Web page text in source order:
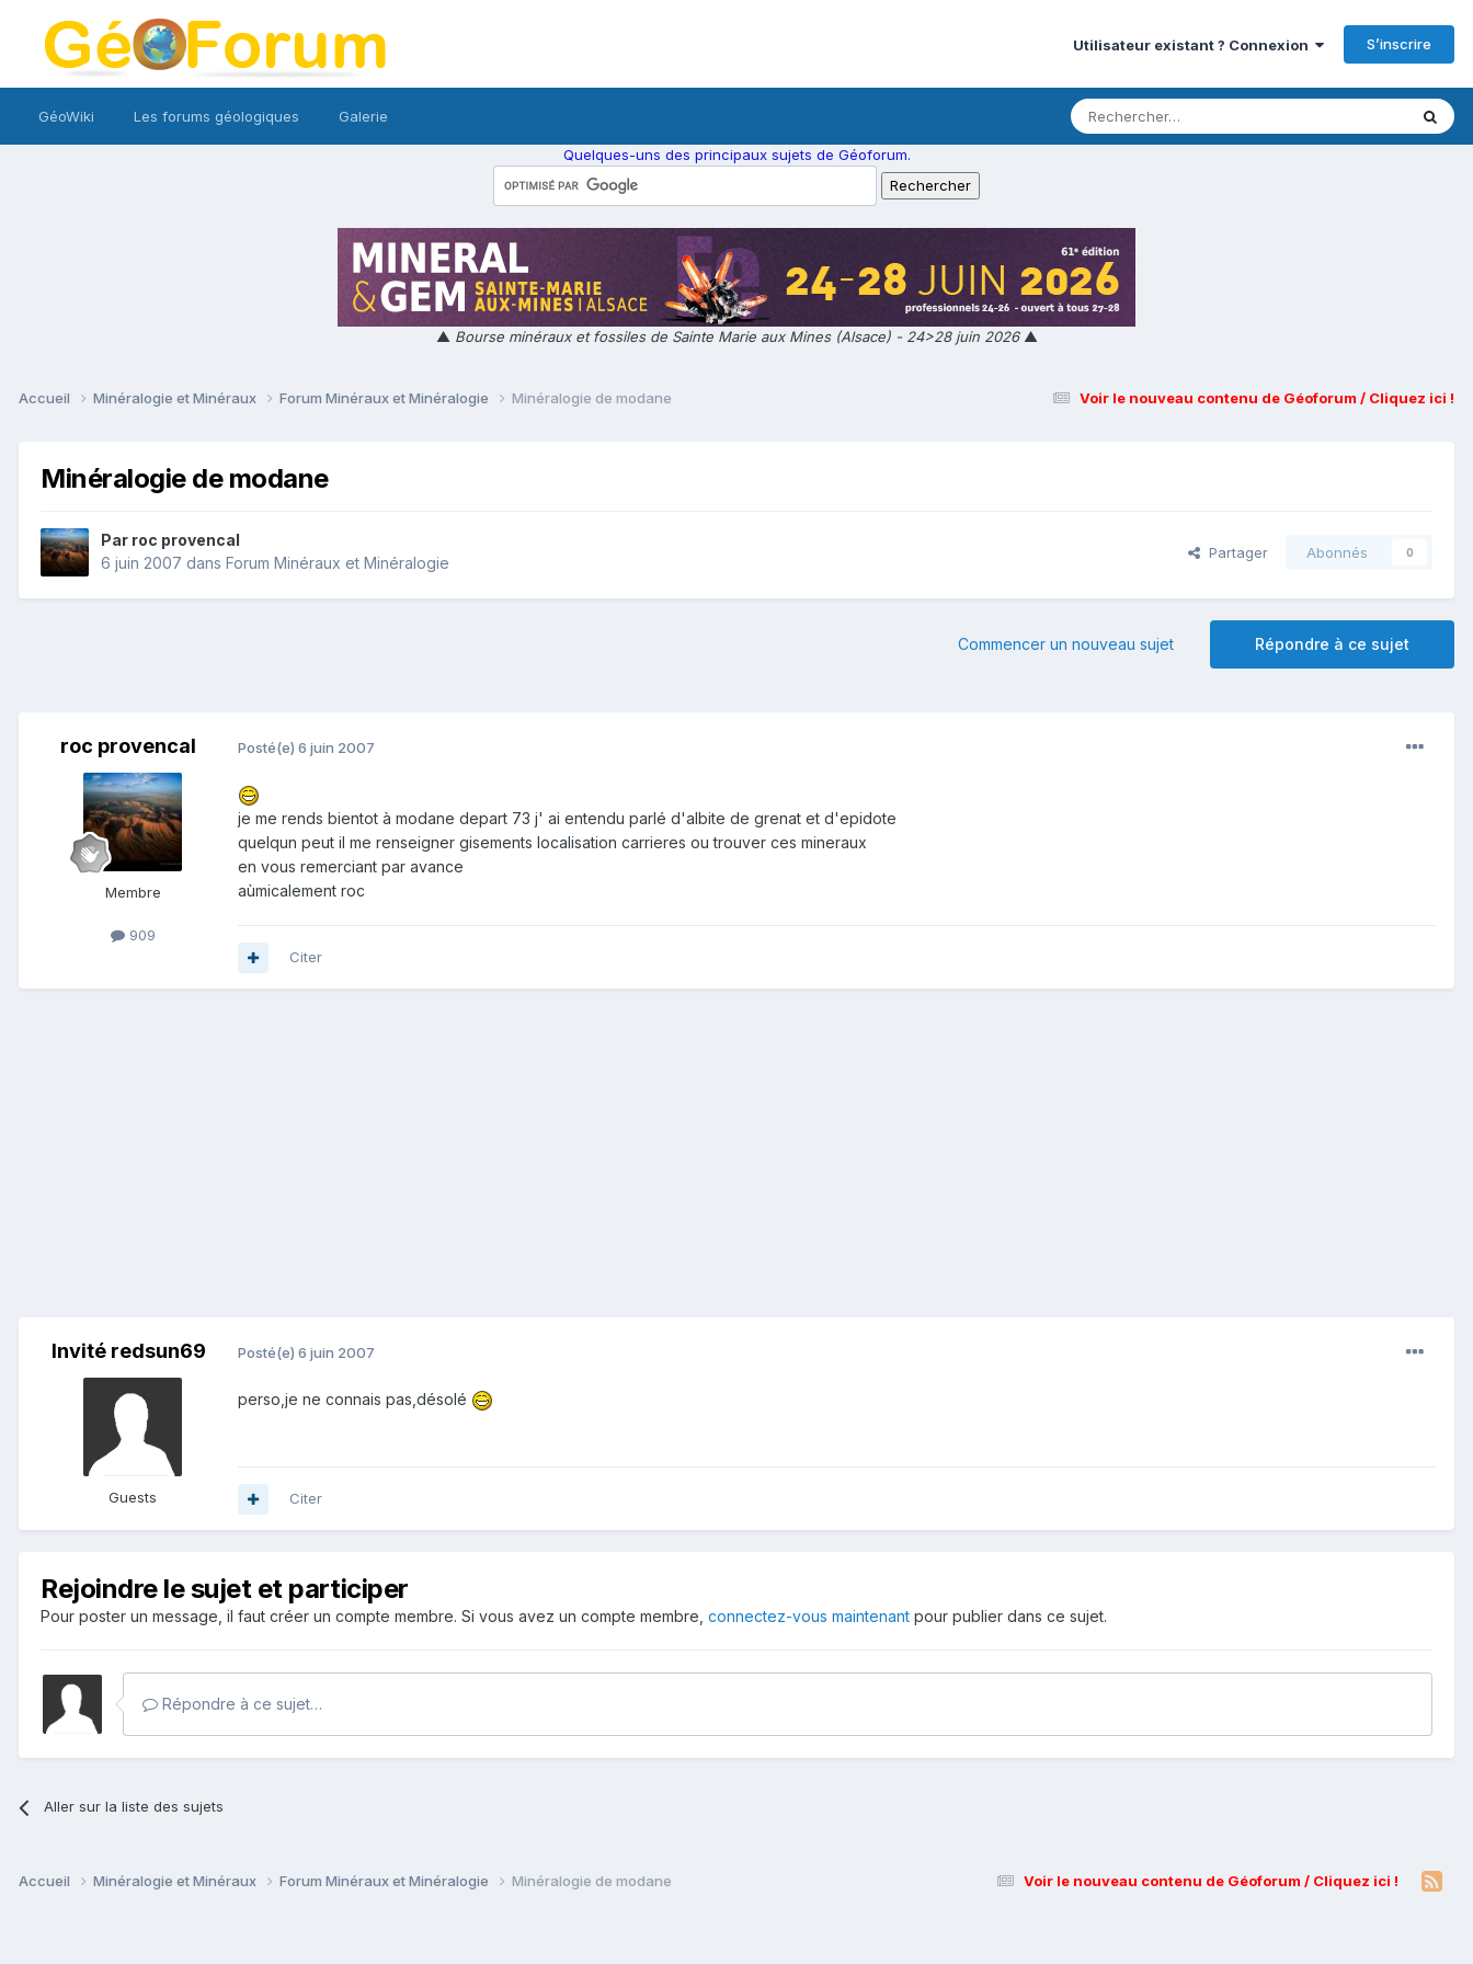
Utilisateur existant ? Connexion S’inscrire
GéoWiki Les forums géologiques Galerie
Quelques-uns des principaux sujets de Géoforum.
▲ Bourse minéraux et fossiles de Sainte Marie aux Mines (Alsace) - 24>28 juin 2026▲
Voir le nouveau contenu de Géoforum / Cliquez ici !
Accueil Minéralogie et Minéraux Forum Minéraux et Minéralogie Minéralogie de modane
Minéralogie de modane
Par roc provencal
6 juin 2007 dans Forum Minéraux et Minéralogie
Partager Abonnés 0
Répondre à ce sujet
Commencer un nouveau sujet
roc provencal
Membre
909
Posté(e) 6 juin 2007
je me rends bientot à modane depart 73 j' ai entendu parlé d'albite de grenat et d'epidote
quelqun peut il me renseigner gisements localisation carrieres ou trouver ces mineraux
en vous remerciant par avance
aùmicalement roc
Citer
Invité redsun69
Guests
Posté(e) 6 juin 2007
perso,je ne connais pas,désolé
Citer
Rejoindre le sujet et participer
Pour poster un message, il faut créer un compte membre. Si vous avez un compte membre, connectez-vous maintenant pour publier dans ce sujet.
Répondre à ce sujet…
Aller sur la liste des sujets
Voir le nouveau contenu de Géoforum / Cliquez ici !
Accueil Minéralogie et Minéraux Forum Minéraux et Minéralogie Minéralogie de modane